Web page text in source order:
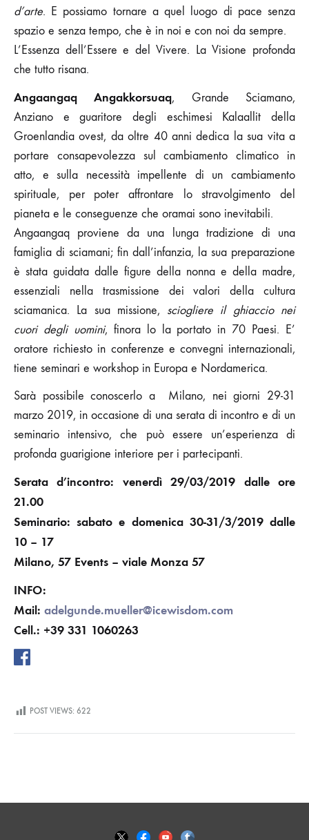
d’arte. E possiamo tornare a quel luogo di pace senza
spazio e senza tempo, che è in noi e con noi da sempre.
L’Essenza dell’Essere e del Vivere. La Visione profonda
che tutto risana.
Angaangaq Angakkorsuaq, Grande Sciamano,
Anziano e guaritore degli eschimesi Kalaallit della
Groenlandia ovest, da oltre 40 anni dedica la sua vita a
portare consapevolezza sul cambiamento climatico in
atto, e sulla necessità impellente di un cambiamento
spirituale, per poter affrontare lo stravolgimento del
pianeta e le conseguenze che oramai sono inevitabili.
Angaangaq proviene da una lunga tradizione di una
famiglia di sciamani; fin dall’infanzia, la sua preparazione
è stata guidata dalle figure della nonna e della madre,
essenziali nella trasmissione dei valori della cultura
sciamanica. La sua missione, sciogliere il ghiaccio nei
cuori degli uomini, finora lo la portato in 70 Paesi. E’
oratore richiesto in conferenze e convegni internazionali,
tiene seminari e workshop in Europa e Nordamerica.
Sarà possibile conoscerlo a Milano, nei giorni 29-31
marzo 2019, in occasione di una serata di incontro e di un
seminario intensivo, che può essere un’esperienza di
profonda guarigione interiore per i partecipanti.
Serata d’incontro: venerdì 29/03/2019 dalle ore
21.00
Seminario: sabato e domenica 30-31/3/2019 dalle
10 – 17
Milano, 57 Events – viale Monza 57
INFO:
Mail: adelgunde.mueller@icewisdom.com
Cell.: +39 331 1060263
POST VIEWS: 622